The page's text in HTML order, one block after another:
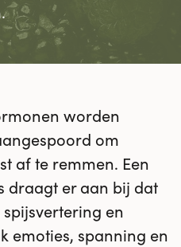
worden
om
af te remmen. Een
draagt er aan bij dat
en
emoties, spanning en